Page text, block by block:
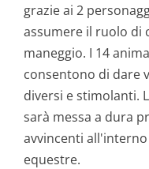
grazie ai 2
assumere il ruolo di
maneggio. I 14
consentono di dare
diversi e stimolanti.
sarà messa a dura
avvincenti
equestre.